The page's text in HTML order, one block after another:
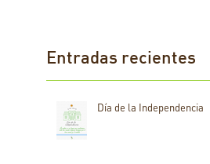
Entradas recientes
Día de la Independencia